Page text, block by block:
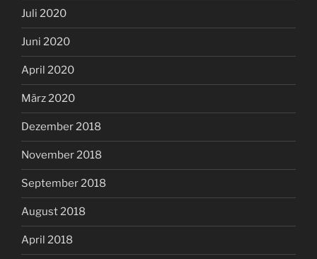
Juli 2020
Juni 2020
April 2020
März 2020
Dezember 2018
November 2018
September 2018
August 2018
April 2018